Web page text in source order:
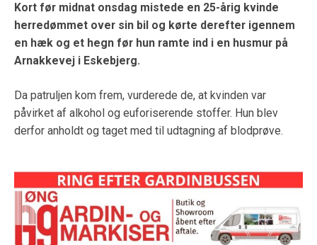
Kort før midnat onsdag mistede en 25-årig kvinde
herredømmet over sin bil og kørte derefter igennem
en hæk og et hegn før hun ramte ind i en husmur på
Arnakkevej i Eskebjerg.
Da patruljen kom frem, vurderede de, at kvinden var
påvirket af alkohol og euforiserende stoffer. Hun blev
derfor anholdt og taget med til udtagning af blodprøve.